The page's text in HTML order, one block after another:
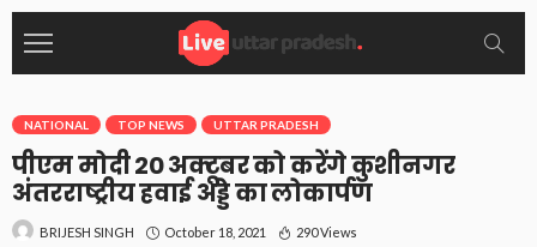
NATIONAL TOP NEWS UTTAR PRADESH
पीएम मोदी 20 अक्टूबर को करेंगे कुशीनगर
अंतरराष्ट्रीय हवाई अड्डे का लोकार्पण
BRIJESH SINGH October 18, 2021
290 Views